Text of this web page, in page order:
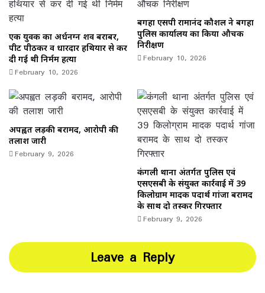
एक युवक का अर्धनग्न शव बराबर,
पीट पीठकर व धारदार हथियार से कर
दी गई थी निर्मम हत्या
February 10, 2026
बगहा एसपी रामानंद कौशल ने बगहा
पुलिस कार्यालय का किया औचक
निरीक्षण
February 10, 2026
अपह्वत लड़की बरामद, आरोपी की
तलाश जारी
February 9, 2026
कंगली थाना अंतर्गत पुलिस एवं
एसएसबी के संयुक्त कार्रवाई में 39
किलोग्राम मादक पदार्थ गांजा बरामद
के साथ दो तस्कर गिरफ्तार
February 9, 2026
Leave a Reply